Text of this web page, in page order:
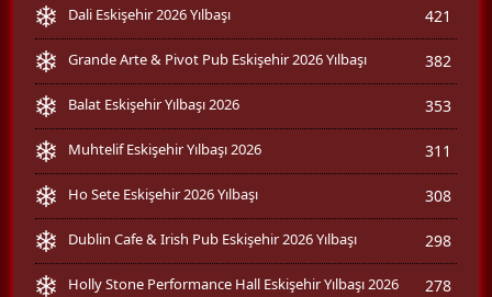
Dali Eskişehir 2026 Yılbaşı 421
Grande Arte & Pivot Pub Eskişehir 2026 Yılbaşı 382
Balat Eskişehir Yılbaşı 2026 353
Muhtelif Eskişehir Yılbaşı 2026 311
Ho Sete Eskişehir 2026 Yılbaşı 308
Dublin Cafe & Irish Pub Eskişehir 2026 Yılbaşı 298
Holly Stone Performance Hall Eskişehir Yılbaşı 2026 278